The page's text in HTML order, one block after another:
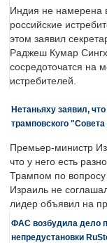
Индия не намерена
российские
этом заявил
Раджеш Кумар
сосредоточатся на
истребителей.
Нетаньяху заявил,
трамповского
Премьер-министр
что у него есть
Трампом по
Израиль не
лидер объявил на
ФАС возбудила дело
непредустановки